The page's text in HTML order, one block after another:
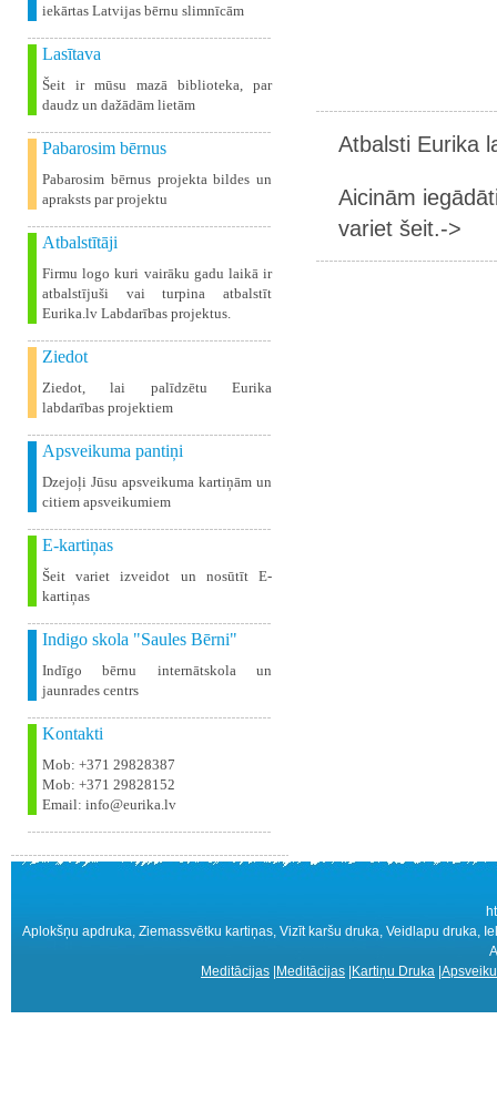
iekārtas Latvijas bērnu slimnīcām
Lasītava
Šeit ir mūsu mazā biblioteka, par
daudz un dažādām lietām
Pabarosim bērnus
Pabarosim bērnus projekta bildes un
apraksts par projektu
Atbalstītāji
Firmu logo kuri vairāku gadu laikā ir
atbalstījuši vai turpina atbalstīt
Eurika.lv Labdarības projektus.
Ziedot
Ziedot, lai palīdzētu Eurika
labdarības projektiem
Apsveikuma pantiņi
Dzejoļi Jūsu apsveikuma kartiņām un
citiem apsveikumiem
E-kartiņas
Šeit variet izveidot un nosūtīt E-
kartiņas
Indigo skola "Saules Bērni"
Indīgo bērnu internātskola un
jaunrades centrs
Kontakti
Mob: +371 29828387
Mob: +371 29828152
Email: info@eurika.lv
Atbalsti Eurika
Aicinām
variet šeit.->
Aplokšņu apdruka, Ziemassvētku kartiņas, Vizīt karšu druka, Veidlapu druka,
Meditācijas Meditācijas Kartiņu Druka